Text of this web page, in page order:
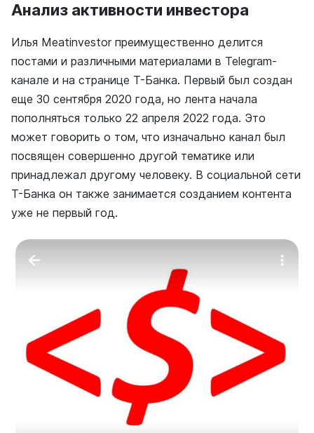
Анализ активности инвестора
Илья Meatinvestor преимущественно делится
постами и различными материалами в Telegram-
канале и на странице Т-Банка. Первый был создан
еще 30 сентября 2020 года, но лента начала
пополняться только 22 апреля 2022 года. Это
может говорить о том, что изначально канал был
посвящен совершенно другой тематике или
принадлежал другому человеку. В социальной сети
Т-Банка он также занимается созданием контента
уже не первый год.